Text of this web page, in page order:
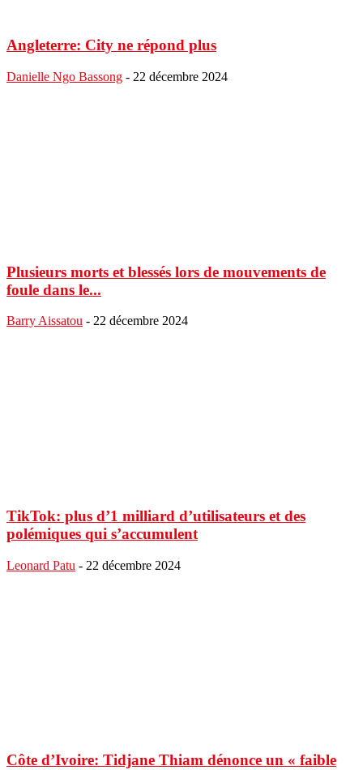
Angleterre: City ne répond plus
Danielle Ngo Bassong - 22 décembre 2024
Plusieurs morts et blessés lors de mouvements de
foule dans le...
Barry Aissatou - 22 décembre 2024
TikTok: plus d’1 milliard d’utilisateurs et des
polémiques qui s’accumulent
Leonard Patu - 22 décembre 2024
Côte d’Ivoire: Tidjane Thiam dénonce un « faible